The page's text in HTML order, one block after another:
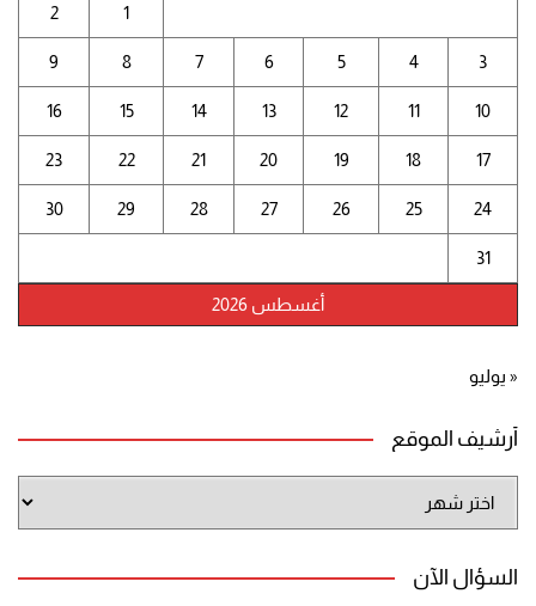
أغسطس 2026
1
2
3
4
5
6
7
8
9
10
11
12
13
14
15
16
17
18
19
20
21
22
23
24
25
26
27
28
29
30
31
« يوليو
أرشيف الموقع
الموقع
السؤال الآن